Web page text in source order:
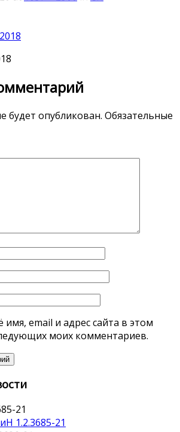
будет опубликован. Обязательные
email и адрес сайта в этом
моих комментариев.
1.2.3685-21